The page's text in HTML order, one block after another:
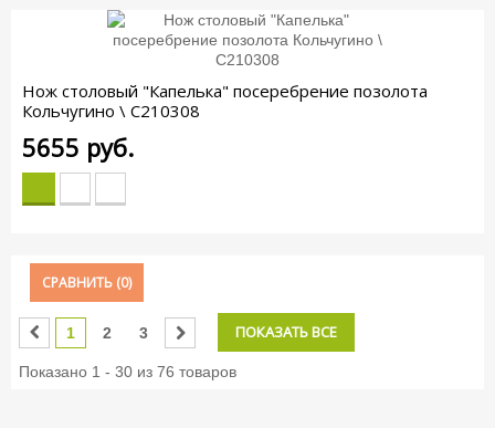
Нож столовый "Капелька" посеребрение позолота
Кольчугино \ С210308
5655 руб.
СРАВНИТЬ (0)
ПОКАЗАТЬ ВСЕ
1 2 3
Показано 1 - 30 из 76 товаров